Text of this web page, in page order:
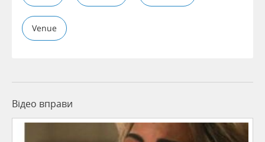
Venue
Відео вправи